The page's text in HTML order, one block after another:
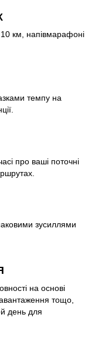
км, напівмарафоні
темпу на
про ваші поточні
зусиллями
на основі
тощо,
день для